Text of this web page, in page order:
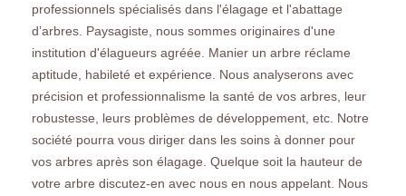
professionnels spécialisés dans l'élagage et l'abattage
d’arbres. Paysagiste, nous sommes originaires d'une
institution d'élagueurs agréée. Manier un arbre réclame
aptitude, habileté et expérience. Nous analyserons avec
précision et professionnalisme la santé de vos arbres, leur
robustesse, leurs problèmes de développement, etc. Notre
société pourra vous diriger dans les soins à donner pour
vos arbres après son élagage. Quelque soit la hauteur de
votre arbre discutez-en avec nous en nous appelant. Nous